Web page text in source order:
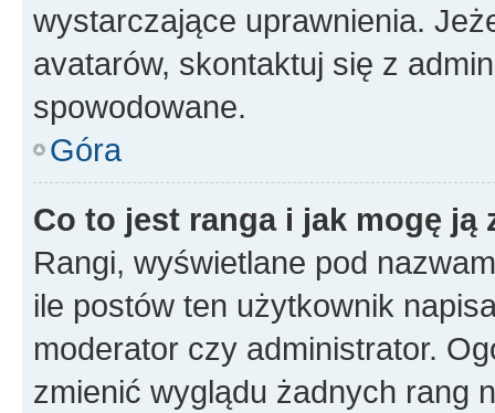
wystarczające uprawnienia.
avatarów, skontaktuj się z
spowodowane.
Góra
Co to jest ranga i jak mogę ją
Rangi, wyświetlane pod
ile postów ten użytkownik
moderator czy administrator.
zmienić wyglądu żadnych rang